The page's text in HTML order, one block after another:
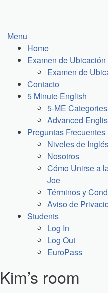
Menu
Home
Examen de Ubicación
Examen de
Contacto
5 Minute English
5-ME Categories
Advanced
Preguntas Frecuentes
Niveles de Inglés
Nosotros
Cómo Unirse a
Joe
Términos y
Aviso de
Students
Log In
Log Out
EuroPass
Kim’s room